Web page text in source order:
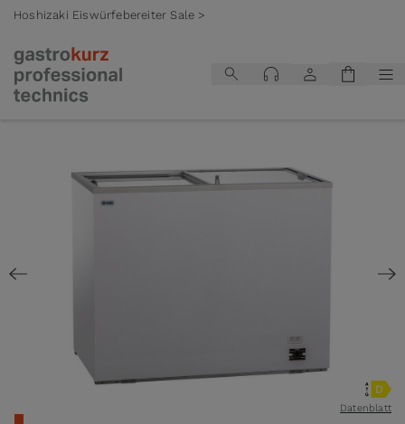
Hoshizaki Eiswürfebereiter Sale >
Datenblatt